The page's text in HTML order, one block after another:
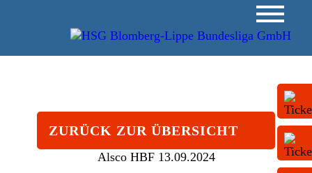
ZURÜCK ZUR ÜBERSICHT
Alsco HBF 13.09.2024